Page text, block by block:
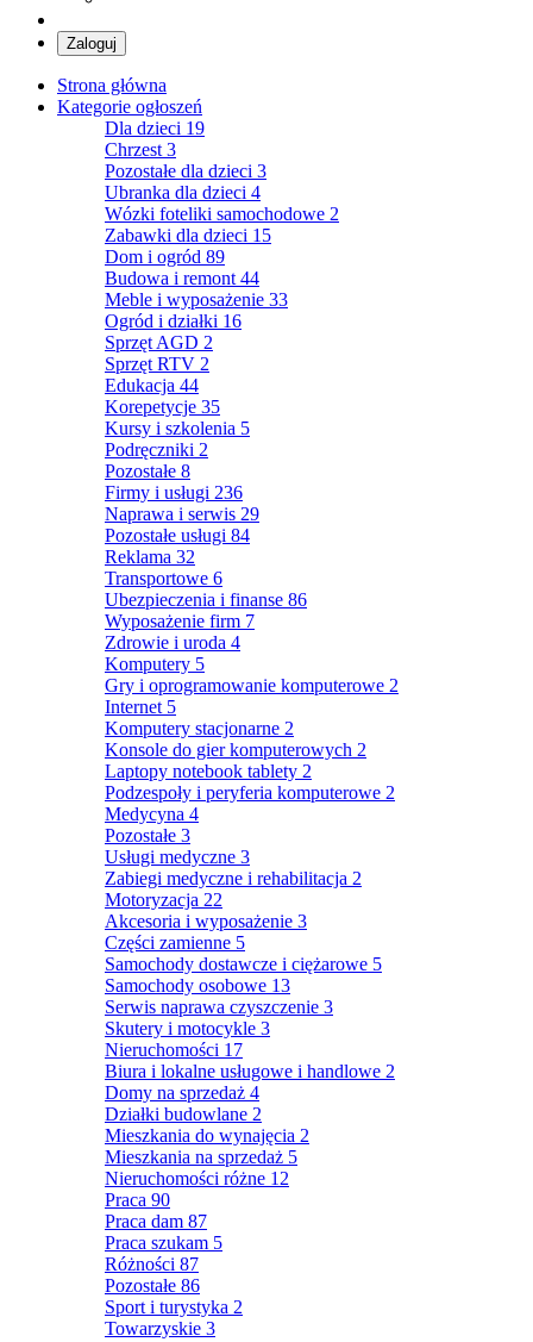
Zaloguj
Strona główna
Kategorie ogłoszeń
Dla dzieci 19
Chrzest 3
Pozostałe dla dzieci 3
Ubranka dla dzieci 4
Wózki foteliki samochodowe 2
Zabawki dla dzieci 15
Dom i ogród 89
Budowa i remont 44
Meble i wyposażenie 33
Ogród i działki 16
Sprzęt AGD 2
Sprzęt RTV 2
Edukacja 44
Korepetycje 35
Kursy i szkolenia 5
Podręczniki 2
Pozostałe 8
Firmy i usługi 236
Naprawa i serwis 29
Pozostałe usługi 84
Reklama 32
Transportowe 6
Ubezpieczenia i finanse 86
Wyposażenie firm 7
Zdrowie i uroda 4
Komputery 5
Gry i oprogramowanie komputerowe 2
Internet 5
Komputery stacjonarne 2
Konsole do gier komputerowych 2
Laptopy notebook tablety 2
Podzespoły i peryferia komputerowe 2
Medycyna 4
Pozostałe 3
Usługi medyczne 3
Zabiegi medyczne i rehabilitacja 2
Motoryzacja 22
Akcesoria i wyposażenie 3
Części zamienne 5
Samochody dostawcze i ciężarowe 5
Samochody osobowe 13
Serwis naprawa czyszczenie 3
Skutery i motocykle 3
Nieruchomości 17
Biura i lokalne usługowe i handlowe 2
Domy na sprzedaż 4
Działki budowlane 2
Mieszkania do wynajęcia 2
Mieszkania na sprzedaż 5
Nieruchomości różne 12
Praca 90
Praca dam 87
Praca szukam 5
Różności 87
Pozostałe 86
Sport i turystyka 2
Towarzyskie 3